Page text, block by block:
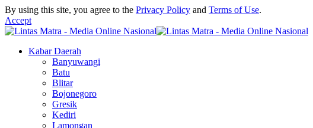
By using this site, you agree to the Privacy Policy and Terms of Use.
Accept
Kabar Daerah
Banyuwangi
Batu
Blitar
Bojonegoro
Gresik
Kediri
Lamongan